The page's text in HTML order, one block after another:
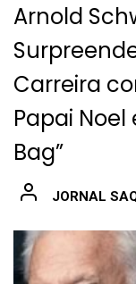
Arnold
Carreira
Papai Noel
Bag”
JORNAL